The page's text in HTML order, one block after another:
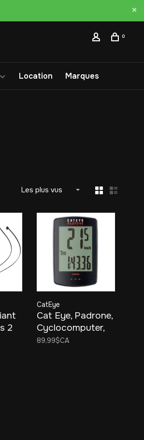
0
Location Marques
Les plus vus
2
CatEye
Cat Eye, Padrone,
Cyclocomputer,
Black
89,99$CA